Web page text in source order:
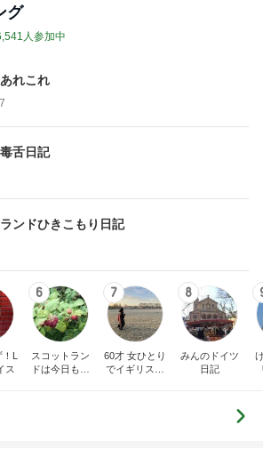
！L
スコットラン
ドは今日も曇
り空
60才 女ひとり
でイギリスに
移住
みんのドイツ